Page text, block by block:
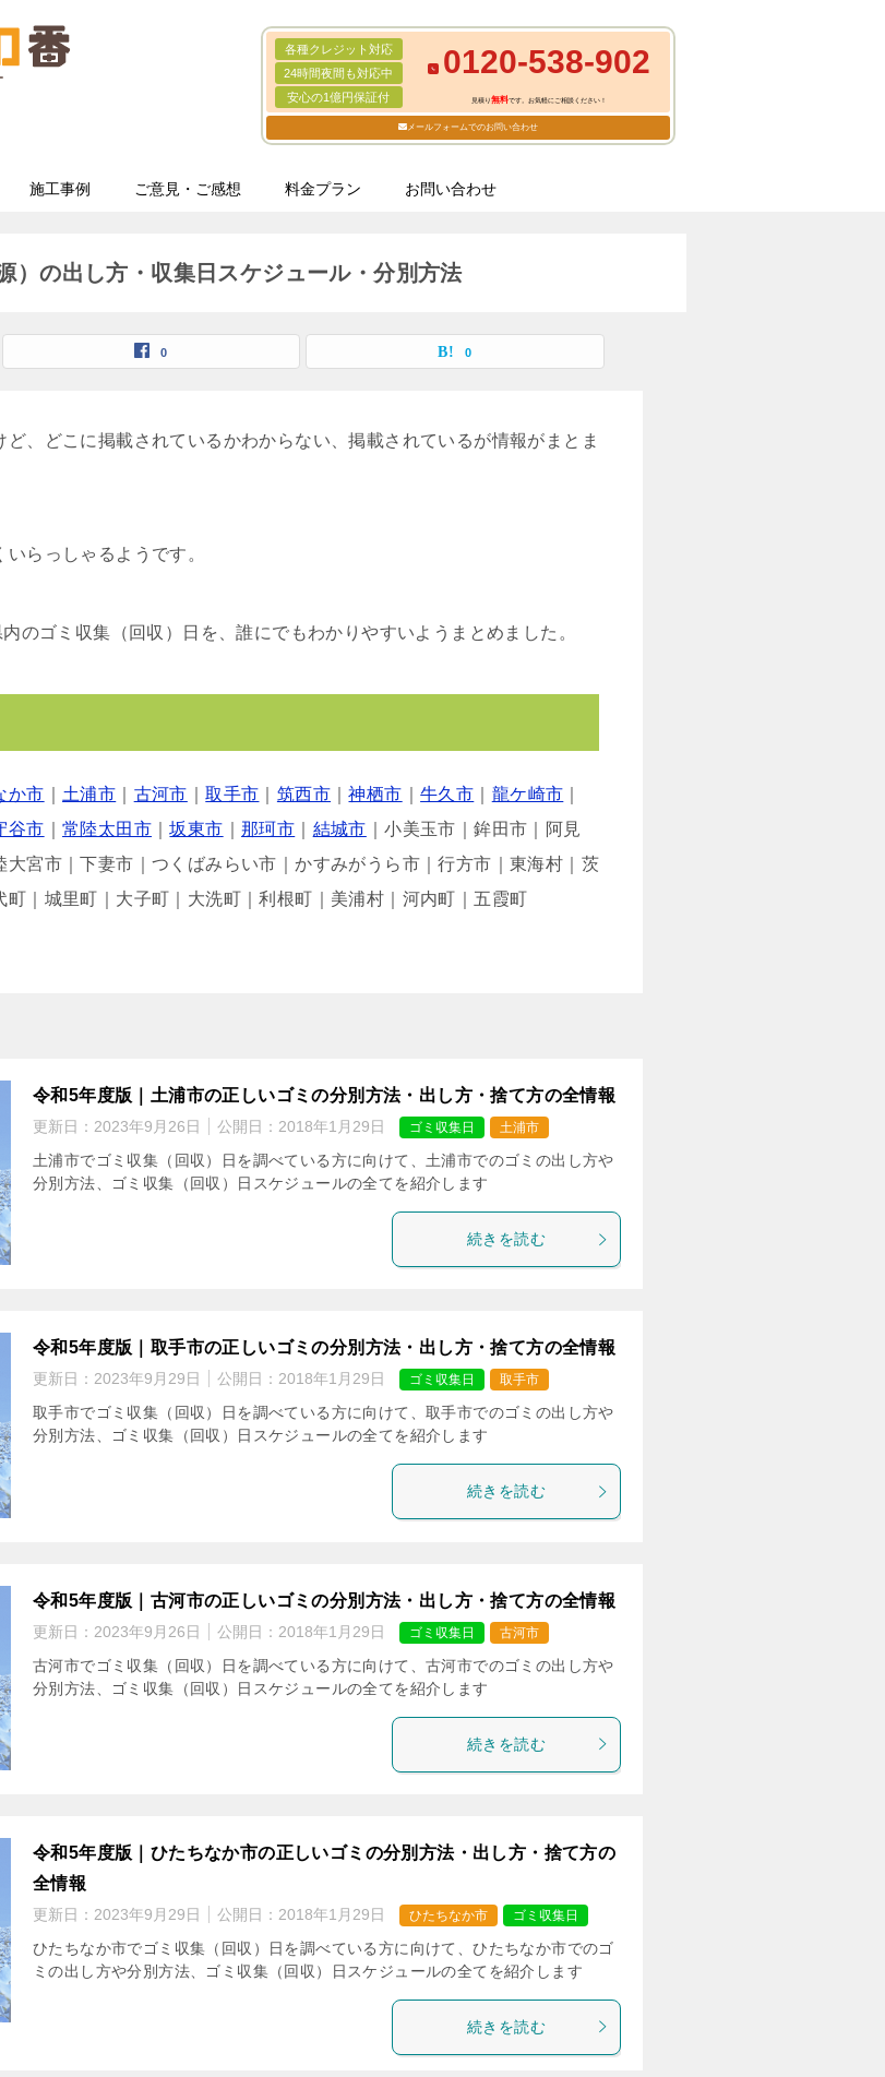
各種クレジット対応
24時間夜間も対応中
安心の1億円保証付
0120-538-902
見積り無料です。お気軽にご相談ください！
メールフォームでのお問い合わせ
施工事例 ご意見・ご感想 料金プラン お問い合わせ
）の出し方・収集日スケジュール・分別方法
0 0
、どこに掲載されているかわからない、掲載されているが情報がまとま
らっしゃるようです。
のゴミ収集（回収）日を、誰にでもわかりやすいようまとめました。
か市 土浦市 古河市 ｜取手市 筑西市 ｜神栖市 ｜牛久市 龍ケ崎市
谷市 ｜常陸太田市 ｜坂東市 ｜那珂市 結城市 ｜小美玉市｜鉾田市｜阿見
宮市｜下妻市｜つくばみらい市｜かすみがうら市｜行方市｜東海村｜茨
｜城里町｜大子町｜大洗町｜利根町｜美浦村｜河内町｜五霞町
令和5年度版｜土浦市の正しいゴミの分別方法・出し方・捨て方の全情報
更新日： 2023年9月26日 公開日： 2018年1月29日 ゴミ収集日 土浦市
土浦市でゴミ収集（回収）日を調べている方に向けて、土浦市でのゴミの出し方や
分別方法、ゴミ収集（回収）日スケジュールの全てを紹介します
続きを読む
令和5年度版｜取手市の正しいゴミの分別方法・出し方・捨て方の全情報
更新日： 2023年9月29日 公開日： 2018年1月29日 ゴミ収集日 取手市
取手市でゴミ収集（回収）日を調べている方に向けて、取手市でのゴミの出し方や
分別方法、ゴミ収集（回収）日スケジュールの全てを紹介します
続きを読む
令和5年度版｜古河市の正しいゴミの分別方法・出し方・捨て方の全情報
更新日： 2023年9月26日 公開日： 2018年1月29日 ゴミ収集日 古河市
古河市でゴミ収集（回収）日を調べている方に向けて、古河市でのゴミの出し方や
分別方法、ゴミ収集（回収）日スケジュールの全てを紹介します
続きを読む
令和5年度版｜ひたちなか市の正しいゴミの分別方法・出し方・捨て方の
全情報
更新日： 2023年9月29日 公開日： 2018年1月29日 ひたちなか市 ゴミ収集日
ひたちなか市でゴミ収集（回収）日を調べている方に向けて、ひたちなか市でのゴ
ミの出し方や分別方法、ゴミ収集（回収）日スケジュールの全てを紹介します
続きを読む